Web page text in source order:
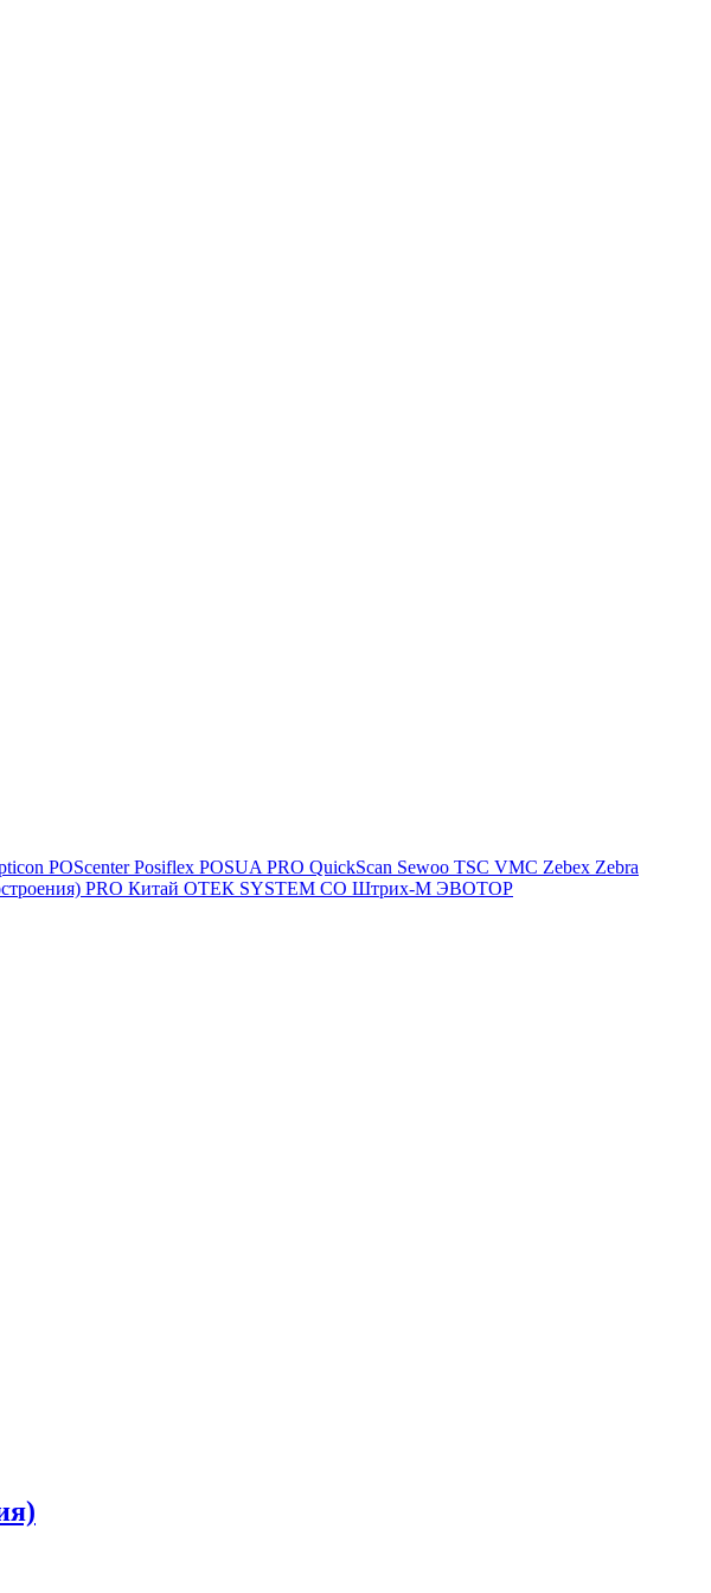
POScenterPosiflex POSUA PRO QuickScan Sewoo TSC VMC Zebex Zebra
PRO Китай ОТЕК SYSTEM CO Штрих-М ЭВОТОР